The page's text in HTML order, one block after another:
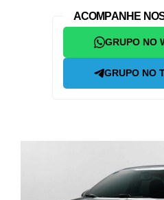
ACOMPANHE
GRUPO NO
GRUPO NO